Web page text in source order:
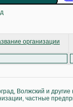
организации
Волжский и
частные